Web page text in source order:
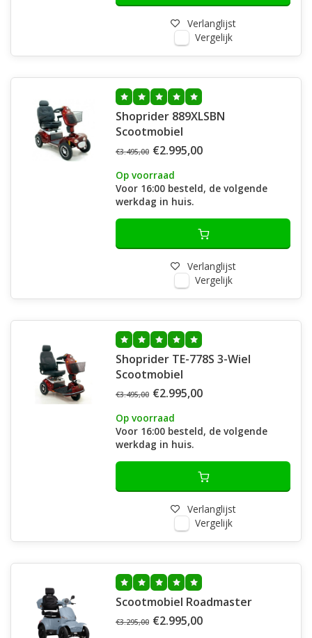
Verlanglijst
Vergelijk
Shoprider 889XLSBN
Scootmobiel
€3.495,00 €2.995,00
Op voorraad
Voor 16:00 besteld, de volgende
werkdag in huis.
Verlanglijst
Vergelijk
Shoprider TE-778S 3-Wiel
Scootmobiel
€3.495,00 €2.995,00
Op voorraad
Voor 16:00 besteld, de volgende
werkdag in huis.
Verlanglijst
Vergelijk
Scootmobiel Roadmaster
€3.295,00 €2.995,00